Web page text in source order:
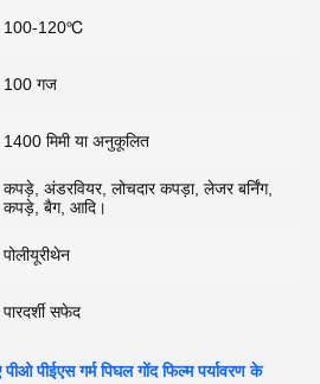
100-120℃
100 गज
1400 मिमी या अनुकूलित
कपड़े, अंडरवियर, लोचदार कपड़ा, लेजर बर्निंग,
कपड़े, बैग, आदि।
पोलीयूरीथेन
पारदर्शी सफेद
पीईएस गर्म पिघल गोंद फिल्म पर्यावरण के